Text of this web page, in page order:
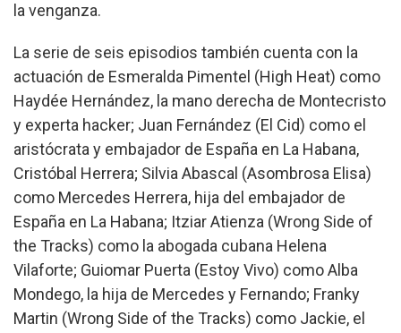
la venganza.
La serie de seis episodios también cuenta con la
actuación de Esmeralda Pimentel (High Heat) como
Haydée Hernández, la mano derecha de Montecristo
y experta hacker; Juan Fernández (El Cid) como el
aristócrata y embajador de España en La Habana,
Cristóbal Herrera; Silvia Abascal (Asombrosa Elisa)
como Mercedes Herrera, hija del embajador de
España en La Habana; Itziar Atienza (Wrong Side of
the Tracks) como la abogada cubana Helena
Vilaforte; Guiomar Puerta (Estoy Vivo) como Alba
Mondego, la hija de Mercedes y Fernando; Franky
Martin (Wrong Side of the Tracks) como Jackie, el